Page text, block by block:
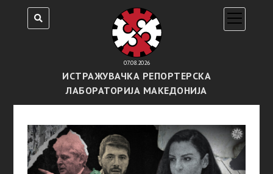
07.08.2026
ИСТРАЖУВАЧКА РЕПОРТЕРСКА
ЛАБОРАТОРИЈА МАКЕДОНИЈА
open
menu